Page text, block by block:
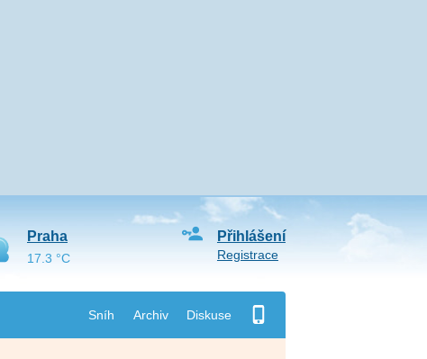
Sníh Archiv Diskuse
Přihlášení
Registrace
Praha
17.3 °C